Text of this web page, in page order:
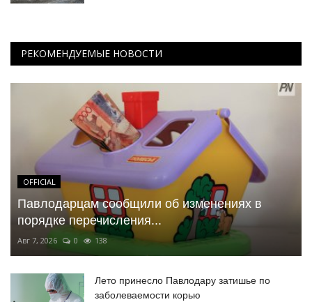
РЕКОМЕНДУЕМЫЕ НОВОСТИ
OFFICIAL
Павлодарцам сообщили об изменениях в
порядке перечисления...
Авг 7, 2026 0 138
Лето принесло Павлодару затишье по
заболеваемости корью